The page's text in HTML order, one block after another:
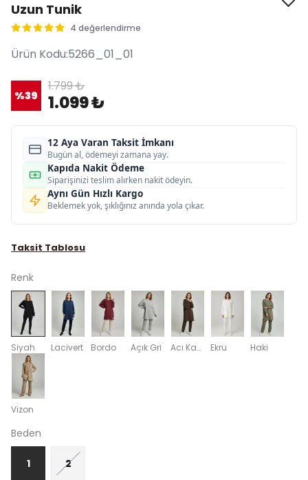
Uzun Tunik
4 değerlendirme
Ürün Kodu:5266_01_01
%39
1.799 ₺
1.099 ₺
12 Aya Varan Taksit İmkanı
Bugün al, ödemeyi zamana yay.
Kapıda Nakit Ödeme
Siparişinizi teslim alırken nakit ödeyin.
Aynı Gün Hızlı Kargo
Beklemek yok, şıklığınız anında yola çıkar.
Taksit Tablosu
Renk
Siyah Lacivert Bordo Açık Gri Acı Kahve Ekru Haki
Vizon
Beden
1 2